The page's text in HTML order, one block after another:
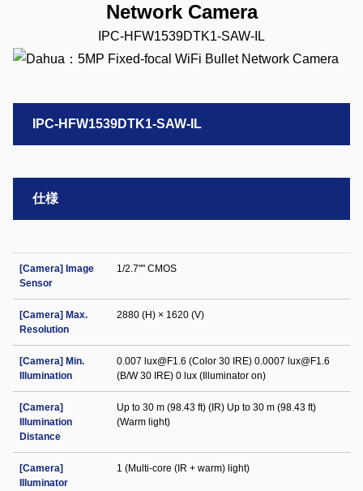
Network Camera
IPC-HFW1539DTK1-SAW-IL
IPC-HFW1539DTK1-SAW-IL
仕様
[Camera] Image
Sensor
1/2.7"" CMOS
[Camera] Max.
Resolution
2880 (H) × 1620 (V)
[Camera] Min.
Illumination
0.007 lux@F1.6 (Color 30 IRE) 0.0007 lux@F1.6
(B/W 30 IRE) 0 lux (Illuminator on)
[Camera]
Illumination
Distance
Up to 30 m (98.43 ft) (IR) Up to 30 m (98.43 ft)
(Warm light)
[Camera]
Illuminator
1 (Multi-core (IR + warm) light)